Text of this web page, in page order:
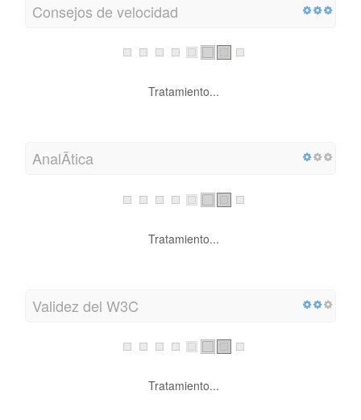
Consejos de velocidad
Tratamiento...
AnalÃ­tica
Tratamiento...
Validez del W3C
Tratamiento...